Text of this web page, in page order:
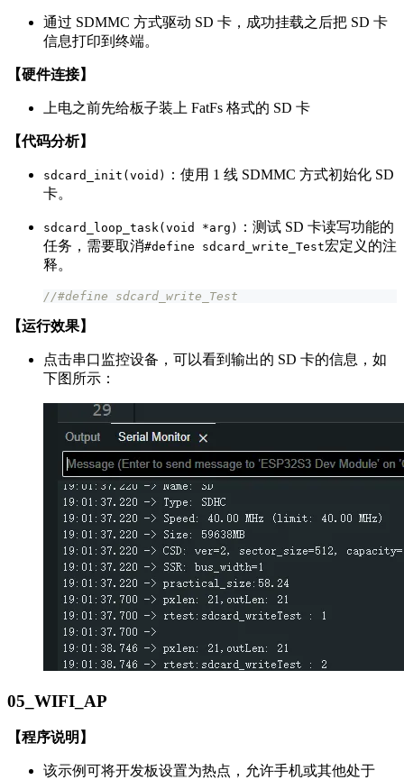
通过 SDMMC 方式驱动 SD 卡，成功挂载之后把 SD 卡
信息打印到终端。
【硬件连接】
上电之前先给板子装上 FatFs 格式的 SD 卡
【代码分析】
sdcard_init(void)
：使用 1 线 SDMMC 方式初始化 SD
卡。
sdcard_loop_task(void *arg)
：测试 SD 卡读写功能的
任务，需要取消#define sdcard_write_Test宏定义的注
释。
//#define sdcard_write_Test
【运行效果】
点击串口监控设备，可以看到输出的 SD 卡的信息，如
下图所示：
05_WIFI_AP
【程序说明】
该示例可将开发板设置为热点，允许手机或其他处于